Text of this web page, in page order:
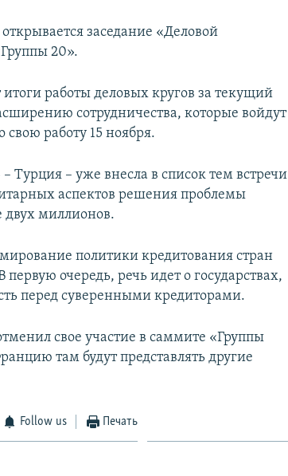
заседание «Деловой
20».
работы деловых кругов за текущий
сотрудничества, которые войдут
работу 15 ноября.
– уже внесла в список тем встречи
аспектов решения проблемы
двух миллионов.
политики кредитования стран
очередь, речь идет о государствах,
перед суверенными кредиторами.
свое участие в саммите «Группы
там будут представлять другие
Follow us Печать